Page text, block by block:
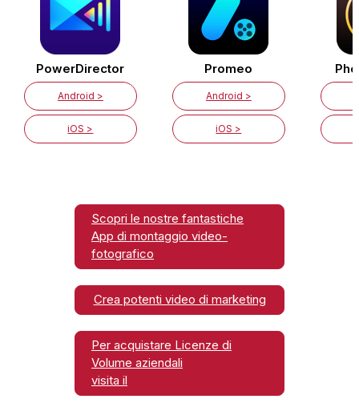
PowerDirector
Android >
iOS >
Promeo
Android >
iOS >
Scopri le nostre fantastiche
App di montaggio video-
fotografico
Crea potenti video di marketing
Per acquistare Licenze di
Volume aziendali
visita il